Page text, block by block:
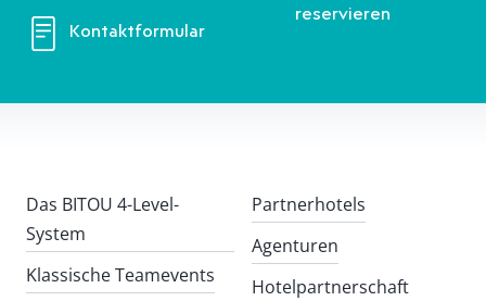
Kontaktformular
reservieren
Das BITOU 4-Level-
System
Klassische Teamevents
Partnerhotels
Agenturen
Hotelpartnerschaft